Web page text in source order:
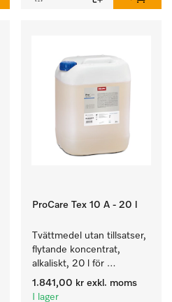
ProCare Tex 10 A - 20 l
Tvättmedel utan tillsatser,
flytande koncentrat,
alkaliskt, 20 l för
rengöring av vittvätt och
färgäkta kulörtvätt.
1.841,00 kr exkl. moms
I lager